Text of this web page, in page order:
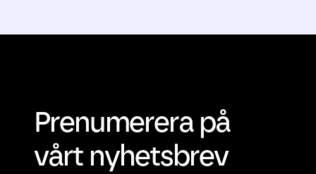
Prenumerera på
vårt nyhetsbrev